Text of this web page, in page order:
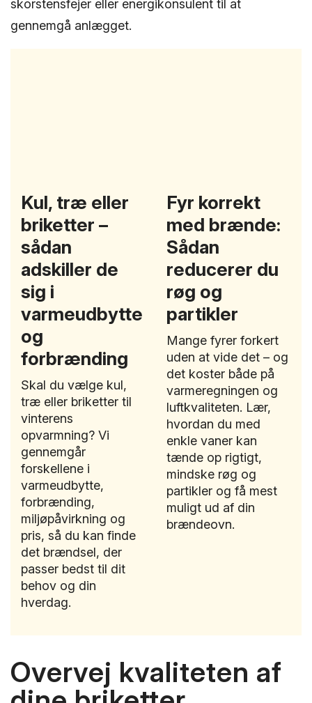
skorstensfejer eller energikonsulent til at
gennemgå anlægget.
Kul, træ eller
briketter –
sådan
adskiller de
sig i
varmeudbytte
og
forbrænding
Skal du vælge kul,
træ eller briketter til
vinterens
opvarmning? Vi
gennemgår
forskellene i
varmeudbytte,
forbrænding,
miljøpåvirkning og
pris, så du kan finde
det brændsel, der
passer bedst til dit
behov og din
hverdag.
Fyr korrekt
med brænde:
Sådan
reducerer du
røg og
partikler
Mange fyrer forkert
uden at vide det – og
det koster både på
varmeregningen og
luftkvaliteten. Lær,
hvordan du med
enkle vaner kan
tænde op rigtigt,
mindske røg og
partikler og få mest
muligt ud af din
brændeovn.
Overvej kvaliteten af